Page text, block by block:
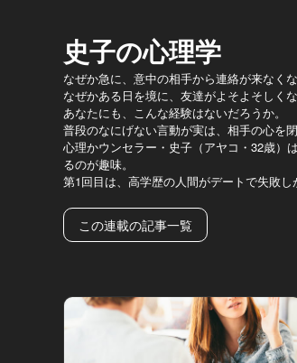
史子の心理学
なぜか急に、意中の相手から連絡が来なくな
なぜかある日を境に、友達がよそよそしくな
あなたにも、こんな経験はないだろうか。
普段のなにげない言動が実は、相手の心を
心理かウンセラー・史子（アヤコ・32歳）
るのが趣味。
第1回目は、高学歴の人間がデートで失敗
この連載の記事一覧